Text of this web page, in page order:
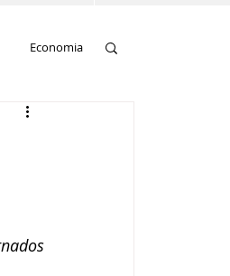
Economia